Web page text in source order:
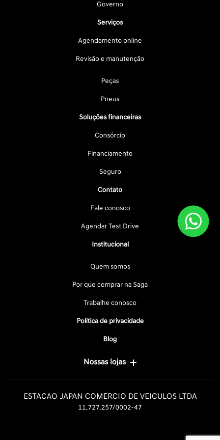
Governo
Serviços
Agendamento online
Revisão e manutenção
Peças
Pneus
Soluções financeiras
Consórcio
Financiamento
Seguro
Contato
Fale conosco
Agendar Test Drive
Institucional
Quem somos
Por que comprar na Saga
Trabalhe conosco
Política de privacidade
Blog
Nossas lojas
ESTACAO JAPAN COMERCIO DE VEICULOS LTDA
11.727.257/0002-47